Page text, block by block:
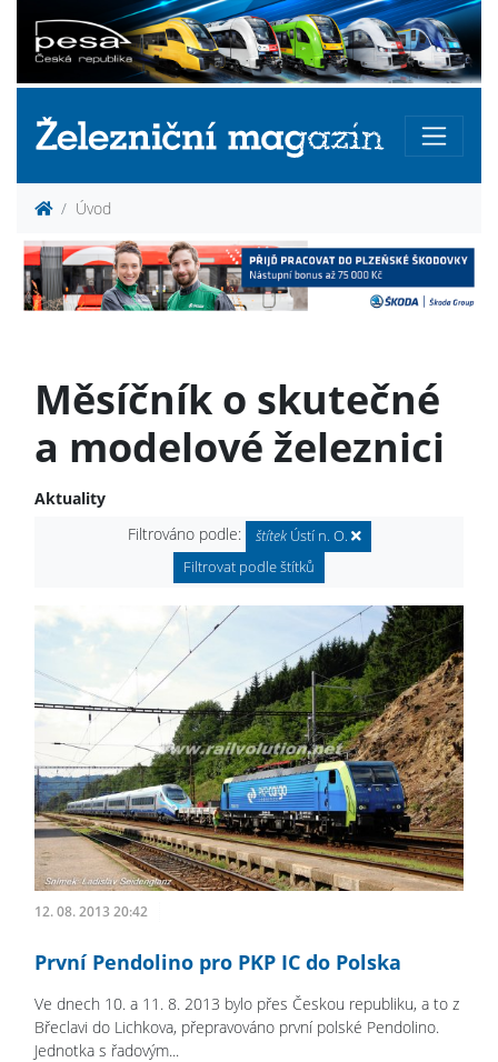
Úvod
Měsíčník o skutečné
a modelové železnici
Aktuality
Filtrováno podle:
štítekÚstí n. O.
Filtrovat podle štítků
12. 08. 2013 20:42
První Pendolino pro PKP IC do Polska
Ve dnech 10. a 11. 8. 2013 bylo přes Českou republiku, a to z
Břeclavi do Lichkova, přepravováno první polské Pendolino.
Jednotka s řadovým...